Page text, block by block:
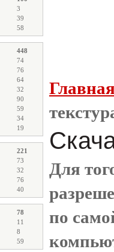
3
39
58
448
74
76
64
32
90
59
34
19
221
73
32
76
40
78
11
8
59
Для
по